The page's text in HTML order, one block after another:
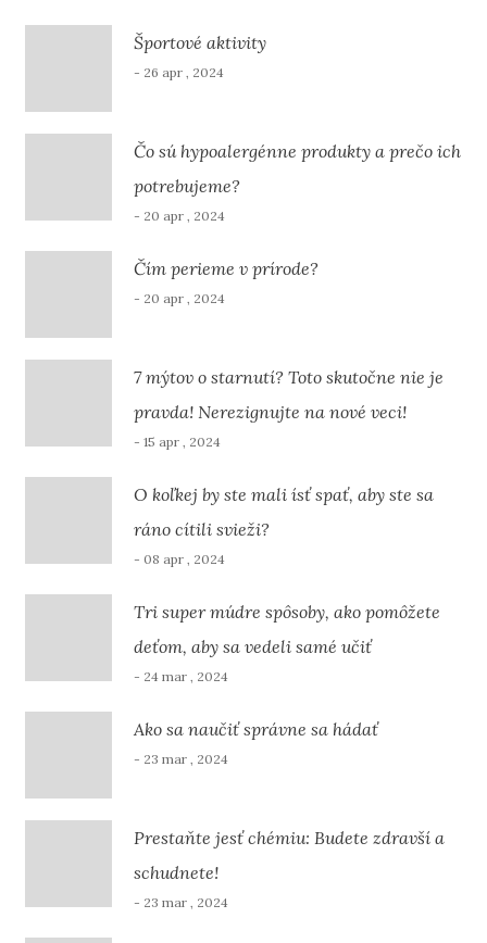
Športové aktivity
- 26 apr , 2024
Čo sú hypoalergénne produkty a prečo ich
potrebujeme?
- 20 apr , 2024
Čím perieme v prírode?
- 20 apr , 2024
7 mýtov o starnutí? Toto skutočne nie je
pravda! Nerezignujte na nové veci!
- 15 apr , 2024
O koľkej by ste mali ísť spať, aby ste sa
ráno cítili svieži?
- 08 apr , 2024
Tri super múdre spôsoby, ako pomôžete
deťom, aby sa vedeli samé učiť
- 24 mar , 2024
Ako sa naučiť správne sa hádať
- 23 mar , 2024
Prestaňte jesť chémiu: Budete zdravší a
schudnete!
- 23 mar , 2024